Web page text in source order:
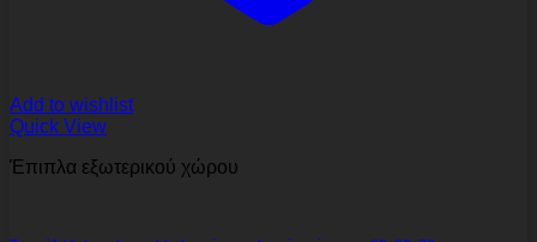
Add to wishlist
Quick View
Έπιπλα εξωτερικού χώρου